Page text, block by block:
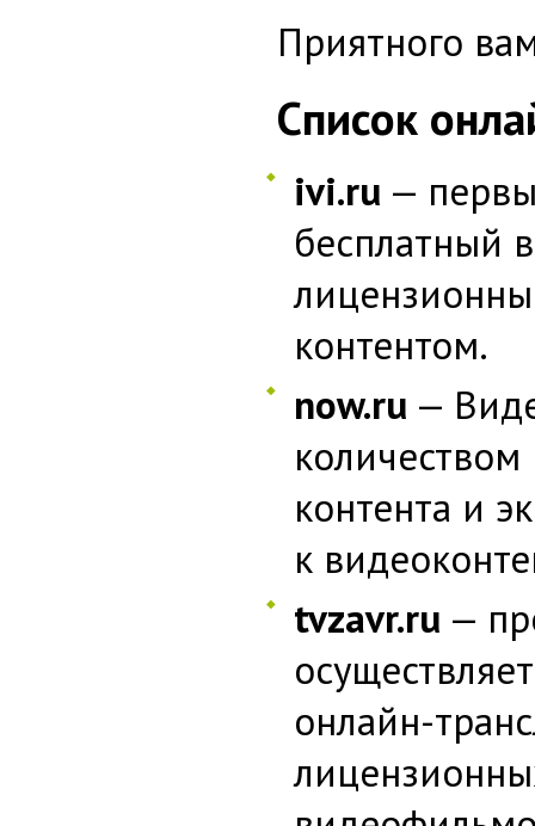
Приятного
Список
ivi.ru —
бесплатный
контентом.
now.ru —
контента и
к
tvzavr.ru —
онлайн-